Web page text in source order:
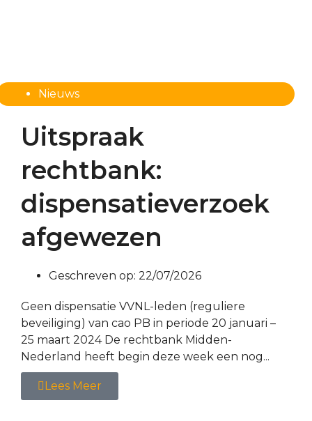
Nieuws
Uitspraak
rechtbank:
dispensatieverzoek
afgewezen
Geschreven op: 22/07/2026
Geen dispensatie VVNL-leden (reguliere
beveiliging) van cao PB in periode 20 januari –
25 maart 2024 De rechtbank Midden-
Nederland heeft begin deze week een nog...
Lees Meer